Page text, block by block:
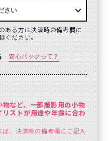
ある方は決済時の備考欄に
ください。
安心パックって？
など、一部撮影用の小物
ストが用途や年齢に合わ
、決済時の備考欄にご記入